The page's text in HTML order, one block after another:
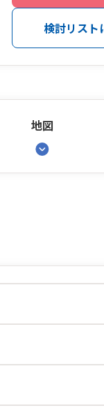
検討リスト
地図